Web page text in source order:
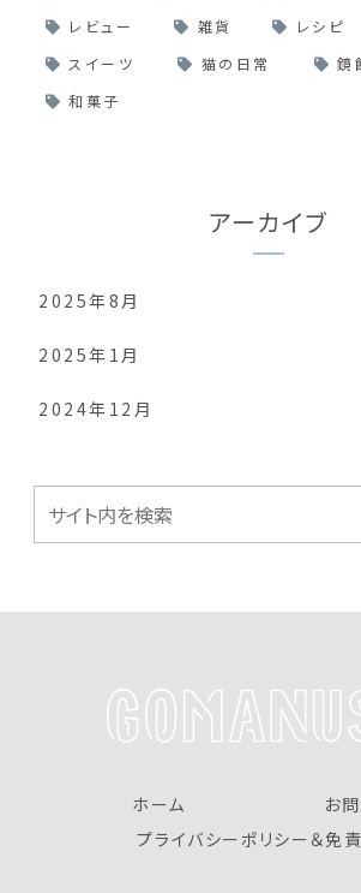
レビュー
雑貨 レシピ
スイーツ
猫の日常 鏡
和菓子
アーカイブ
2025年8月
2025年1月
2024年12月
ホーム
お
プライバシーポリシー＆免